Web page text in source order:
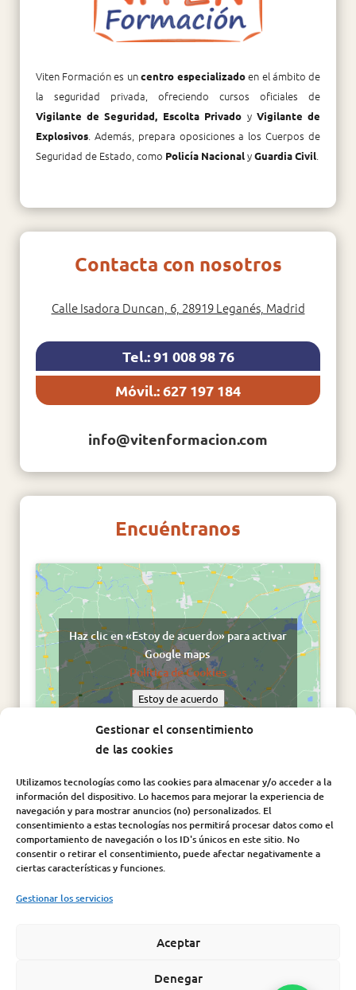
Gestionar el consentimiento
de las cookies
Utilizamos tecnologías como las cookies para almacenar y/o acceder a la
información del dispositivo. Lo hacemos para mejorar la experiencia de
navegación y para mostrar anuncios (no) personalizados. El
consentimiento a estas tecnologías nos permitirá procesar datos como el
comportamiento de navegación o los ID's únicos en este sitio. No
consentir o retirar el consentimiento, puede afectar negativamente a
ciertas características y funciones.
Gestionar los servicios
Aceptar
Denegar
Viten Formación es uncentro especializadoen el ámbito de
la seguridad privada, ofreciendo cursos oficiales de
Vigilante de Seguridad, Escolta Privado yVigilante de
Explosivos. Además, prepara oposiciones a los Cuerpos de
Seguridad de Estado, como Policía NacionalyGuardia Civil.
Contacta con nosotros
Calle Isadora Duncan, 6, 28919 Leganés, Madrid
Tel.: 91 008 98 76
Móvil.: 627 197 184
info@vitenformacion.com
Encuéntranos
Haz clic en «Estoy de acuerdo» para activar
Google maps
Política de Cookies
Estoy de acuerdo
Síguenos en:
Política de Cookies|